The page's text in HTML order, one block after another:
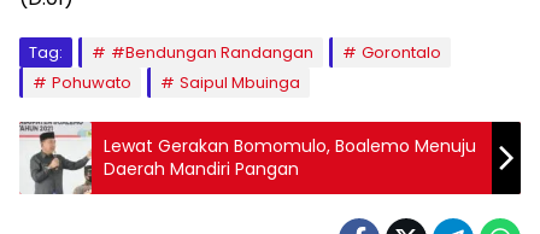
Tag: #Bendungan Randangan
Gorontalo
Pohuwato
Saipul Mbuinga
Lewat Gerakan Bomomulo, Boalemo Menuju
Daerah Mandiri Pangan